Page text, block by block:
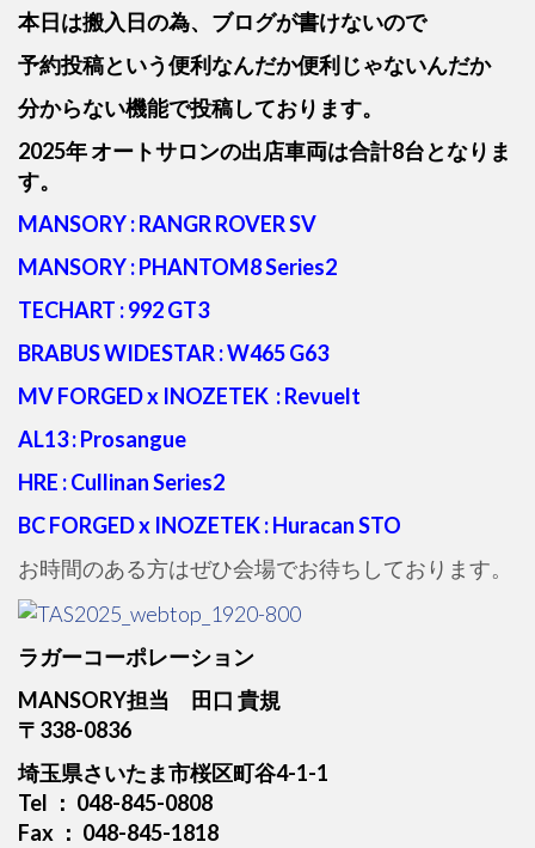
本日は搬入日の為、ブログが書けないので
予約投稿という便利なんだか便利じゃないんだか
分からない機能で投稿しております。
2025年 オートサロンの出店車両は合計8台となりま
す。
MANSORY : RANGR ROVER SV
MANSORY : PHANTOM8 Series2
TECHART : 992 GT3
BRABUS WIDESTAR : W465 G63
MV FORGED x INOZETEK : Revuelt
AL13 : Prosangue
HRE : Cullinan Series2
BC FORGED x INOZETEK : Huracan STO
お時間のある方はぜひ会場でお待ちしております。
ラガーコーポレーション
MANSORY担当 田口 貴規
〒338-0836
埼玉県さいたま市桜区町谷4-1-1
Tel ： 048-845-0808
Fax ： 048-845-1818